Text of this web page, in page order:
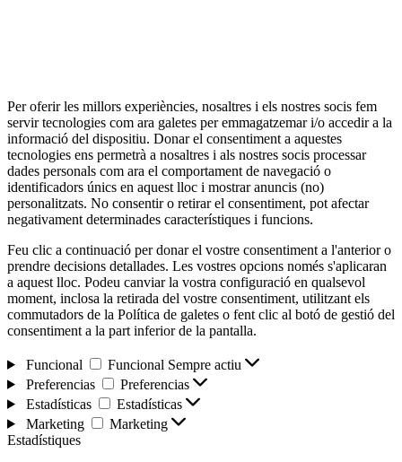
Per oferir les millors experiències, nosaltres i els nostres socis fem
servir tecnologies com ara galetes per emmagatzemar i/o accedir a la
informació del dispositiu. Donar el consentiment a aquestes
tecnologies ens permetrà a nosaltres i als nostres socis processar
dades personals com ara el comportament de navegació o
identificadors únics en aquest lloc i mostrar anuncis (no)
personalitzats. No consentir o retirar el consentiment, pot afectar
negativament determinades característiques i funcions.
Feu clic a continuació per donar el vostre consentiment a l'anterior o
prendre decisions detallades. Les vostres opcions només s'aplicaran
a aquest lloc. Podeu canviar la vostra configuració en qualsevol
moment, inclosa la retirada del vostre consentiment, utilitzant els
commutadors de la Política de galetes o fent clic al botó de gestió del
consentiment a la part inferior de la pantalla.
Funcional Funcional Sempre actiu
Preferencias
Preferencias
Estadísticas
Estadísticas
Marketing
Marketing
Estadístiques